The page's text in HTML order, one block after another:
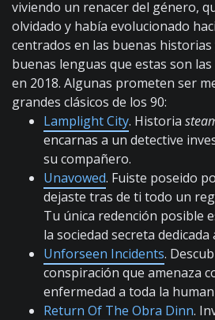
viviendo un renacer del género,
olvidado y había evolucionado
centrados en las buenas historias
buenas lenguas que estas son
en 2018. Algunas prometen ser
grandes clásicos de los 90:
Lamplight City. Historia
encarnas a un detective
su compañero.
Unavowed. Fuiste poseido
dejaste tras de ti todo un
Tu única redención posible
la sociedad secreta
Unforseen Incidents.
conspiración que amenaza
enfermedad a toda la
Return Of The Obra Dinn.